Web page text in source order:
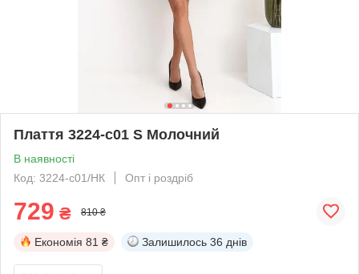
Плаття 3224-c01 S Молочний
В наявності
Код: 3224-c01/НК
Опт і роздріб
729 ₴ 810 ₴
Економія 81 ₴ Залишилось 36 днів